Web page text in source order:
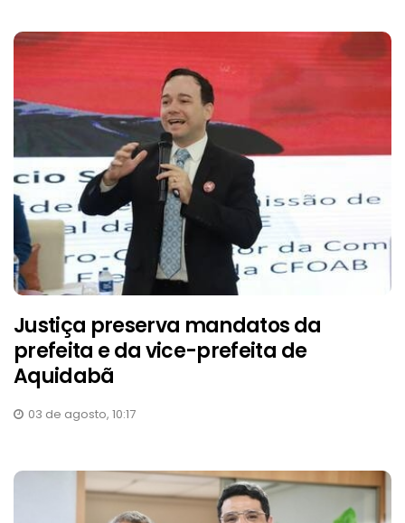
Justiça preserva mandatos da
prefeita e da vice-prefeita de
Aquidabã
03 de agosto, 10:17